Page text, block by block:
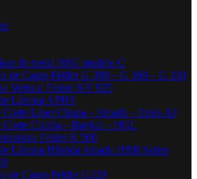
de metal HSG modelo C​
de Canto Felder G 380 – G 360 – G 330
Vertical Felder KV 925
Lámina APHS
Láser Chapa – Amada – Ensis AJ
Corte Cizalla – Baykal – HGL
Felder K 500
Lámina Híbrida Amada HRB Series
de Canto Felder G220